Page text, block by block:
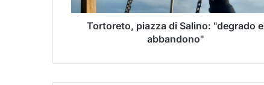
Tortoreto, piazza di Salino: "degrado e
abbandono"